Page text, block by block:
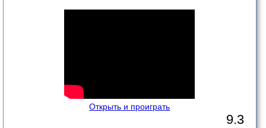
Открыть и проиграть
9.3